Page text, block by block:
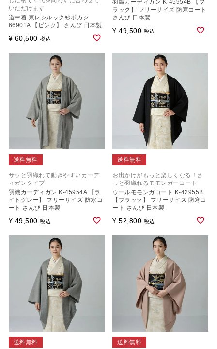
いただけます
道中着 東レシルック紗ボカシ
66901A 【ピンク】 さんび 日本製
¥ 60,500 税込
羽織カーディガン K-45954B 【ブ
ラック】 フリーサイズ 防寒コート
さんび 日本製
¥ 49,500 税込
送料無料
サッと羽織れて動きやすいカーデ
ィガンタイプ
羽織カーディガン K-45954A 【ラ
イトグレー】 フリーサイズ 防寒コ
ート さんび 日本製
¥ 49,500 税込
送料無料
お出かけがもっと楽しくなる！さ
っと羽織れるモモンガーコート
ウールモモンガコート K-42955B
【ブラック】 フリーサイズ 防寒コ
ート さんび 日本製
¥ 52,800 税込
送料無料 送料無料